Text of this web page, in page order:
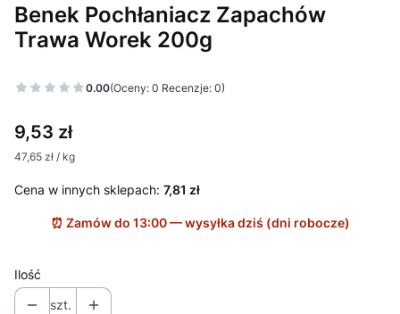
Benek Pochłaniacz Zapachów
Trawa Worek 200g
0.00(Oceny: 0 Recenzje: 0)
Cena
9,53 zł
47,65 zł / kg
Cena w innych sklepach: 7,81 zł
Ilość
szt.